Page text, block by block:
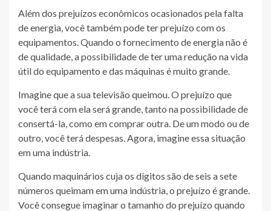
Além dos prejuízos econômicos ocasionados pela falta
de energia, você também pode ter prejuízo com os
equipamentos. Quando o fornecimento de energia não é
de qualidade, a possibilidade de ter uma redução na vida
útil do equipamento e das máquinas é muito grande.
Imagine que a sua televisão queimou. O prejuízo que
você terá com ela será grande, tanto na possibilidade de
consertá-la, como em comprar outra. De um modo ou de
outro, você terá despesas. Agora, imagine essa situação
em uma indústria.
Quando maquinários cuja os dígitos são de seis a sete
números queimam em uma indústria, o prejuízo é grande.
Você consegue imaginar o tamanho do prejuízo quando